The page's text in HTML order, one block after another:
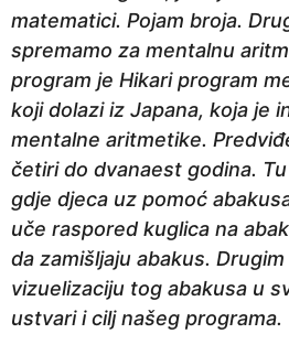
matematici. Pojam broja.
spremamo za mentalnu
program je Hikari program
koji dolazi iz Japana, koja je
mentalne aritmetike.
četiri do dvanaest godina.
gdje djeca uz pomoć
uče raspored kuglica na
da zamišljaju abakus.
vizuelizaciju tog abakusa u
ustvari i cilj našeg programa.